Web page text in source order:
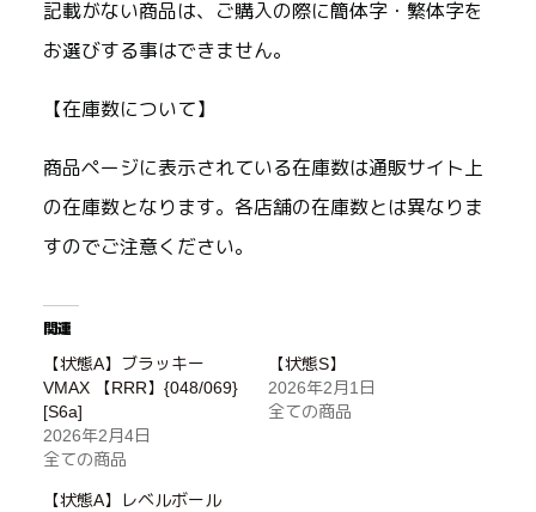
記載がない商品は、ご購入の際に簡体字・繁体字を
お選びする事はできません。
【在庫数について】
商品ページに表示されている在庫数は通販サイト上
の在庫数となります。各店舗の在庫数とは異なりま
すのでご注意ください。
関連
【状態A】ブラッキー
VMAX 【RRR】{048/069}
[S6a]
2026年2月4日
全ての商品
【状態S】
2026年2月1日
全ての商品
【状態A】レベルボール